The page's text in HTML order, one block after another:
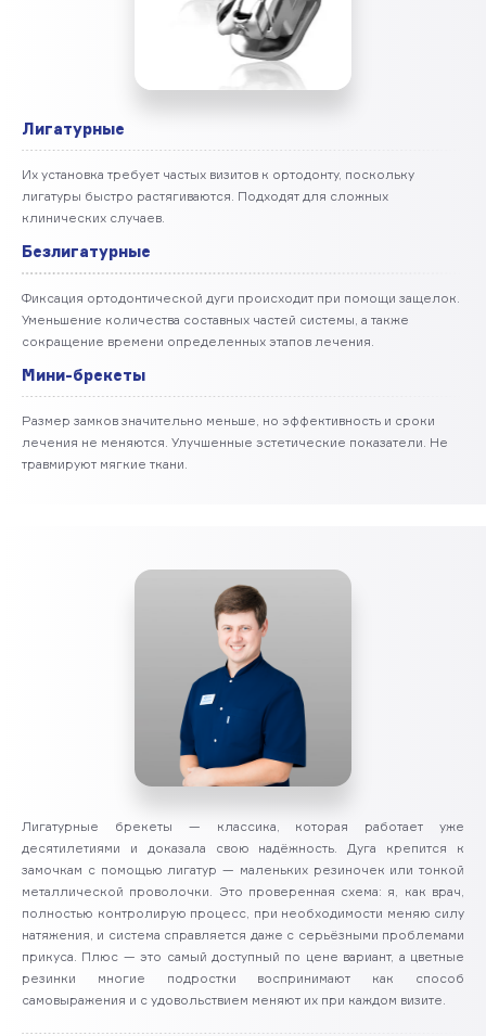
Лигатурные
Их установка требует частых визитов к ортодонту, поскольку
лигатуры быстро растягиваются. Подходят для сложных
клинических случаев.
Безлигатурные
Фиксация ортодонтической дуги происходит при помощи защелок.
Уменьшение количества составных частей системы, а также
сокращение времени определенных этапов лечения.
Мини-брекеты
Размер замков значительно меньше, но эффективность и сроки
лечения не меняются. Улучшенные эстетические показатели. Не
травмируют мягкие ткани.
Лигатурные брекеты — классика, которая работает уже
десятилетиями и доказала свою надёжность. Дуга крепится к
замочкам с помощью лигатур — маленьких резиночек или тонкой
металлической проволочки. Это проверенная схема: я, как врач,
полностью контролирую процесс, при необходимости меняю силу
натяжения, и система справляется даже с серьёзными проблемами
прикуса. Плюс — это самый доступный по цене вариант, а цветные
резинки многие подростки воспринимают как способ
самовыражения и с удовольствием меняют их при каждом визите.